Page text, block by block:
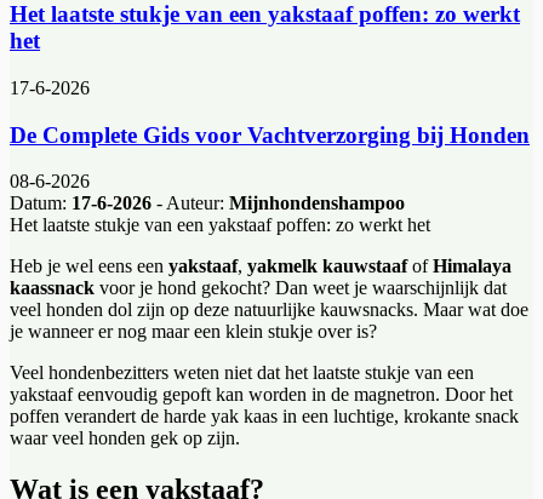
Het laatste stukje van een yakstaaf poffen: zo werkt
het
17-6-2026
De Complete Gids voor Vachtverzorging bij Honden
08-6-2026
Datum: 17-6-2026 - Auteur: Mijnhondenshampoo
Het laatste stukje van een yakstaaf poffen: zo werkt het
Heb je wel eens een yakstaaf, yakmelk kauwstaafofHimalaya
kaassnack voor je hond gekocht? Dan weet je waarschijnlijk dat
veel honden dol zijn op deze natuurlijke kauwsnacks. Maar wat doe
je wanneer er nog maar een klein stukje over is?
Veel hondenbezitters weten niet dat het laatste stukje van een
yakstaaf eenvoudig gepoft kan worden in de magnetron. Door het
poffen verandert de harde yak kaas in een luchtige, krokante snack
waar veel honden gek op zijn.
Wat is een yakstaaf?